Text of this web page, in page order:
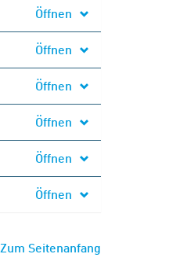
Öffnen
Öffnen
Öffnen
Öffnen
Öffnen
Öffnen
Zum Seitenanfang